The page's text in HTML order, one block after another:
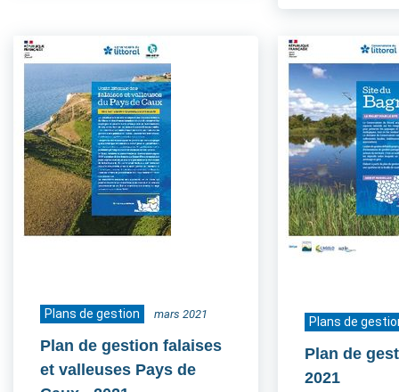
Plans de gestion mars 2021
Plan de gestion falaises
et valleuses Pays de
Plans de
Plan de
2021